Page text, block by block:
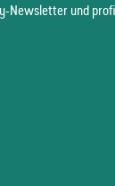
News­letter und